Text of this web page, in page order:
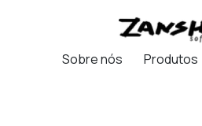
Sobre nós Produtos